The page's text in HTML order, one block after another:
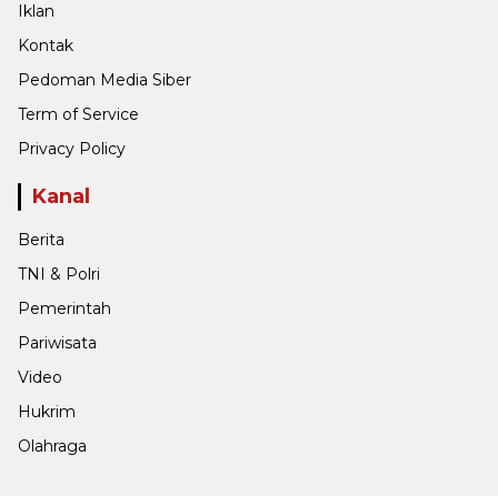
Iklan
Kontak
Pedoman Media Siber
Term of Service
Privacy Policy
Kanal
Berita
TNI & Polri
Pemerintah
Pariwisata
Video
Hukrim
Olahraga